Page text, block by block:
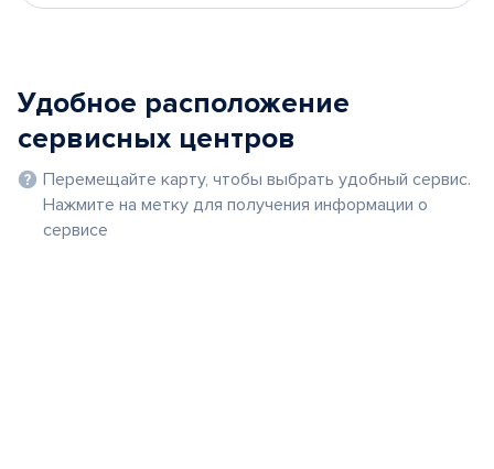
Удобное расположение
сервисных центров
Перемещайте карту, чтобы выбрать удобный сервис.
Нажмите на метку для получения информации о
сервисе